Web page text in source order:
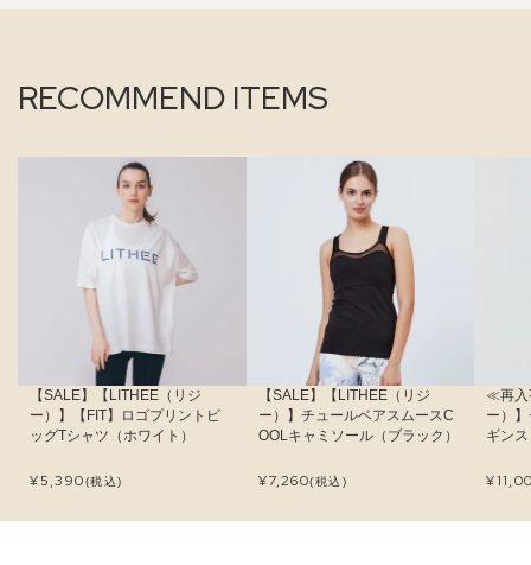
RECOMMEND ITEMS
【SALE】【LITHEE（リジ
ー）】【FIT】ロゴプリントビ
ッグTシャツ（ホワイト）
¥5,390(税込)
【SALE】【LITHEE（リジ
ー）】チュールベアスムースC
OOLキャミソール（ブラック）
¥7,260(税込)
≪再入
ー）
ギン
¥